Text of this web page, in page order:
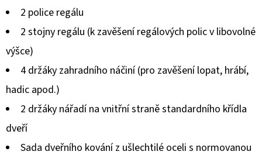
z
hvězdiček.
2 police regálu
2 stojny regálu (k zavěšení regálových polic v libovolné
výšce)
4 držáky zahradního náčiní (pro zavěšení lopat, hrábí,
hadic apod.)
2 držáky nářadí na vnitřní straně standardního křídla
dveří
Sada dveřního kování z ušlechtilé oceli s normovanou